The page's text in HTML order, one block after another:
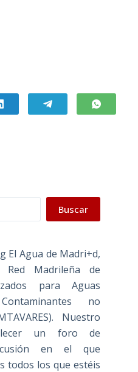
Buscar
El Agua de Madri+d,
Madrileña de
para Aguas
no
Nuestro
un foro de
en el que
todos los que estéis